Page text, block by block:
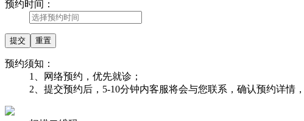
预约时间：
预约须知：
1、网络预约，优先就诊；
2、提交预约后，5-10分钟内客服将会与您联系，确认预约详情